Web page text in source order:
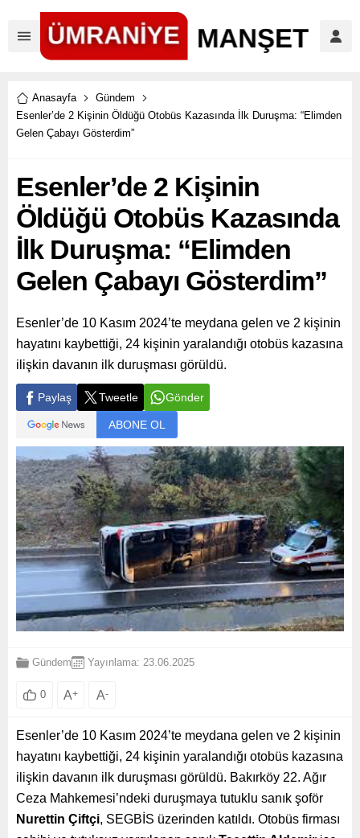
Anasayfa
Gündem
Esenler’de 2 Kişinin Öldüğü Otobüs Kazasında İlk Duruşma: “Elimden
Gelen Çabayı Gösterdim”
Esenler’de 2 Kişinin
Öldüğü Otobüs Kazasında
İlk Duruşma: “Elimden
Gelen Çabayı Gösterdim”
Esenler’de 10 Kasım 2024’te meydana gelen ve 2 kişinin
hayatını kaybettiği, 24 kişinin yaralandığı otobüs kazasına
ilişkin davanın ilk duruşması görüldü.
Paylaş Tweetle Gönder
ABONE OL
Gündem Yayınlama: 23.06.2025
0 A+ A-
Esenler’de 10 Kasım 2024’te meydana gelen ve 2 kişinin
hayatını kaybettiği, 24 kişinin yaralandığı otobüs kazasına
ilişkin davanın ilk duruşması görüldü. Bakırköy 22. Ağır
Ceza Mahkemesi’ndeki duruşmaya tutuklu sanık şoför
Nurettin Çiftçi, SEGBİS üzerinden katıldı. Otobüs firması